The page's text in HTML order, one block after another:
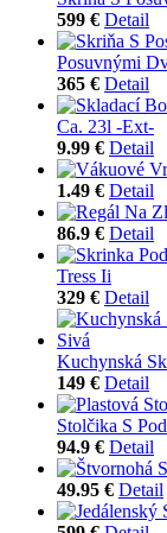
599 € Detail
Posuvnými
365 € Detail
Ca. 23l -Ext-
9.99 € Detail
1.49 € Detail
86.9 € Detail
Tress Ii
329 € Detail
Kuchynská
149 € Detail
Stolčika S
94.9 € Detail
49.95 € Detail